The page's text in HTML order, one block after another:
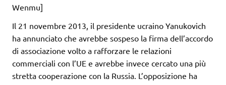
Wenmu]
Il 21 novembre 2013, il presidente ucraino Yanukovich
ha annunciato che avrebbe sospeso la firma dell’accordo
di associazione volto a rafforzare le relazioni
commerciali con l’UE e avrebbe invece cercato una più
stretta cooperazione con la Russia. L’opposizione ha